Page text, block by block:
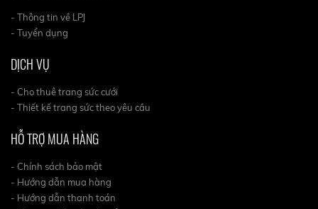
- Thông tin về LPJ
- Tuyển dụng
DỊCH VỤ
- Cho thuê trang sức cưới
- Thiết kế trang sức theo yêu cầu
HỖ TRỢ MUA HÀNG
- Chính sách bảo mật
- Hướng dẫn mua hàng
- Hướng dẫn thanh toán